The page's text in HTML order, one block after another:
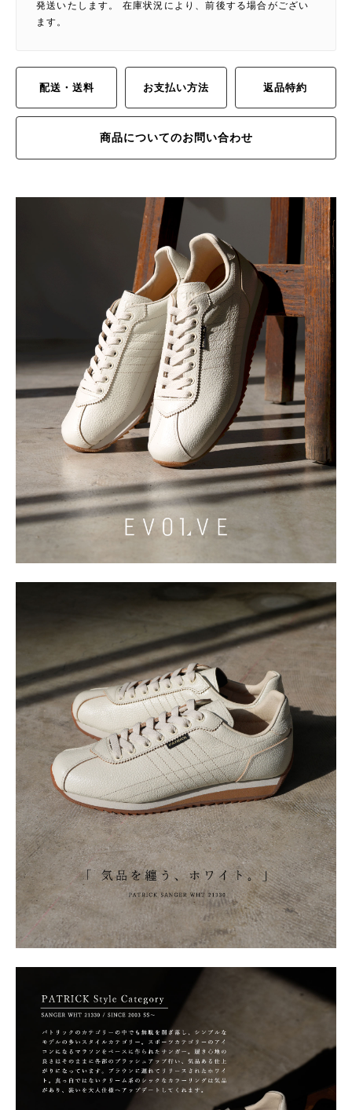
発送いたします。 在庫状況により、前後する場合がござい
ます。
配送・送料 お支払い方法 返品特約
商品についてのお問い合わせ